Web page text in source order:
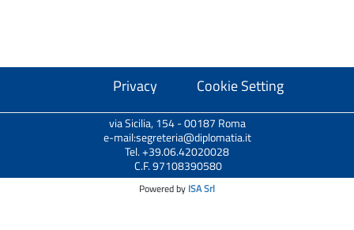
Privacy Cookie Setting
via Sicilia, 154 - 00187 Roma
e-mail:segreteria@diplomatia.it
Tel. +39.06.42020028
C.F. 97108390580
Powered by ISA Srl